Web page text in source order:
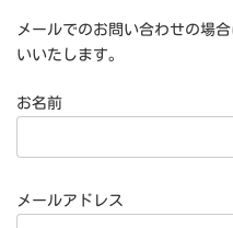
メールでのお問い合わせの場
いいたします。
お名前
メールアドレス